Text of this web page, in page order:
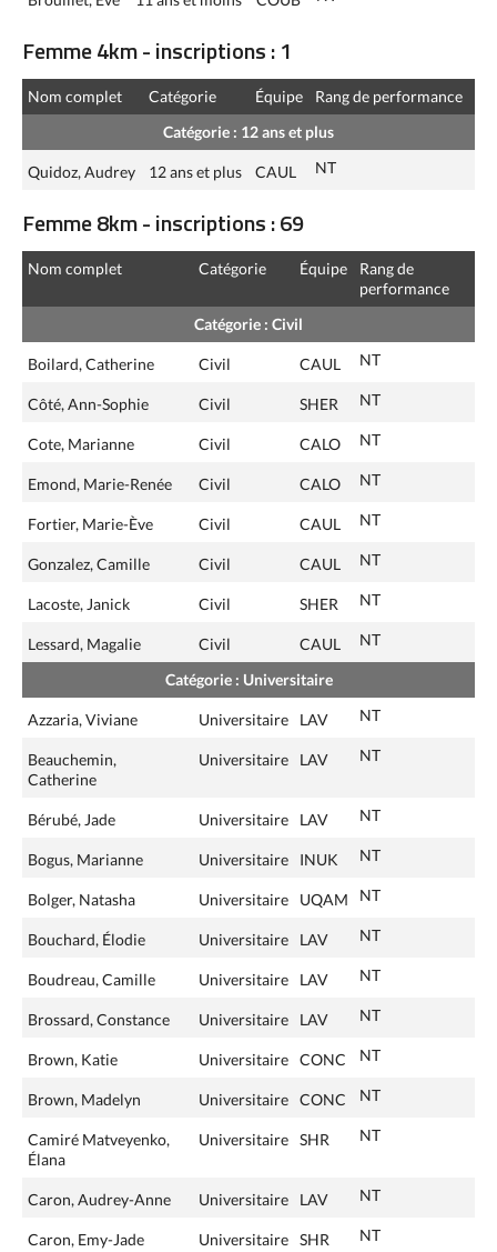
Femme 4km - inscriptions : 1
Nom complet Catégorie Équipe
Rang de performance
Catégorie : 12 ans et plus
Quidoz, Audrey 12 ans et plus CAUL NT
Femme 8km - inscriptions : 69
Nom complet Catégorie Équipe
Rang de
performance
Catégorie : Civil
Boilard, Catherine Civil CAUL NT
Côté, Ann-Sophie Civil SHER NT
Cote, Marianne Civil CALO NT
Emond, Marie-Renée Civil CALO NT
Fortier, Marie-Ève Civil CAUL NT
Gonzalez, Camille Civil CAUL NT
Lacoste, Janick Civil SHER NT
Lessard, Magalie Civil CAUL NT
Catégorie : Universitaire
Azzaria, Viviane Universitaire LAV NT
Beauchemin,
Catherine
Universitaire LAV NT
Bérubé, Jade Universitaire LAV NT
Bogus, Marianne Universitaire INUK NT
Bolger, Natasha Universitaire UQAM NT
Bouchard, Élodie Universitaire LAV NT
Boudreau, Camille Universitaire LAV NT
Brossard, Constance Universitaire LAV NT
Brown, Katie Universitaire CONC NT
Brown, Madelyn Universitaire CONC NT
Camiré Matveyenko,
Élana
Universitaire SHR NT
Caron, Audrey-Anne Universitaire LAV NT
Caron, Emy-Jade Universitaire SHR NT